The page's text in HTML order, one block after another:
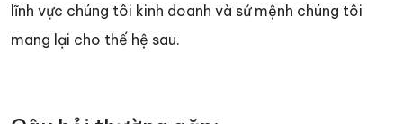
lĩnh vực chúng tôi kinh doanh và sứ mệnh chúng tôi
mang lại cho thế hệ sau.